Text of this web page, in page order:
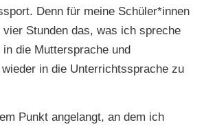
Denn für meine Schüler*innen
vier Stunden das, was ich spreche
die Muttersprache und
in die Unterrichtssprache zu
Punkt angelangt, an dem ich